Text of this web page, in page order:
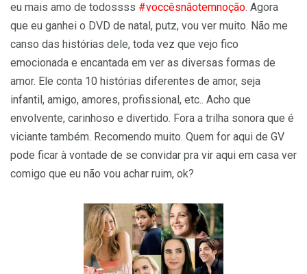
eu mais amo de todossss #voccêsnãotemnoção. Agora
que eu ganhei o DVD de natal, putz, vou ver muito. Não me
canso das histórias dele, toda vez que vejo fico
emocionada e encantada em ver as diversas formas de
amor. Ele conta 10 histórias diferentes de amor, seja
infantil, amigo, amores, profissional, etc.. Acho que
envolvente, carinhoso e divertido. Fora a trilha sonora que é
viciante também. Recomendo muito. Quem for aqui de GV
pode ficar à vontade de se convidar pra vir aqui em casa ver
comigo que eu não vou achar ruim, ok?